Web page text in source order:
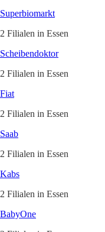
Superbiomarkt
2 Filialen in Essen
Scheibendoktor
2 Filialen in Essen
Fiat
2 Filialen in Essen
Saab
2 Filialen in Essen
Kabs
2 Filialen in Essen
BabyOne